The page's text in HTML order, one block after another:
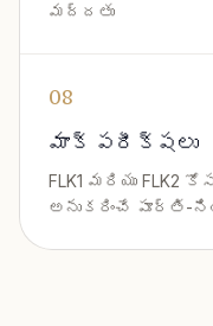
మద్దతు
08
మాక్ పరీక్షలు
FLK1 మరియు
అనుకరించే పూర్తి-